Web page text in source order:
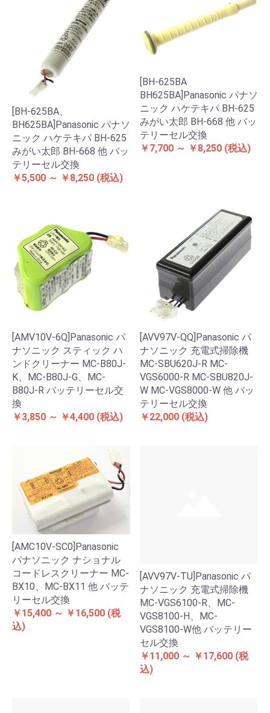
[BH-625BA、
BH625BA]Panasonic パナソ
ニック ハケテキパ BH-625
みがい太郎 BH-668 他 バッ
テリーセル交換
￥5,500 ～ ￥8,250 (税込)
[BH-625BA
BH625BA]Panasonic パナソ
ニック ハケテキパ BH-625
みがい太郎 BH-668 他 バッ
テリーセル交換
￥7,700 ～ ￥8,250 (税込)
[AMV10V-6Q]Panasonic パ
ナソニック スティック ハ
ンドクリーナー MC-B80J-
K、MC-B80J-G、MC-
B80J-R バッテリーセル交
換
￥3,850 ～ ￥4,400 (税込)
[AVV97V-QQ]Panasonic パ
ナソニック 充電式掃除機
MC-SBU620J-R MC-
VGS6000-R MC-SBU820J-
W MC-VGS8000-W 他 バッ
テリーセル交換
￥22,000 (税込)
[AMC10V-SC0]Panasonic
パナソニック ナショナル
コードレスクリーナー MC-
BX10、MC-BX11 他 バッテ
リーセル交換
￥15,400 ～ ￥16,500 (税
込)
[AVV97V-TU]Panasonic パ
ナソニック 充電式掃除機
MC-VGS6100-R、MC-
VGS8100-H、MC-
VGS8100-W他 バッテリー
セル交換
￥11,000 ～ ￥17,600 (税
込)